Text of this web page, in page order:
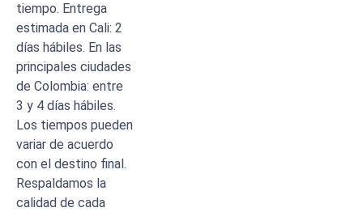
tiempo. Entrega
estimada en Cali: 2
días hábiles. En las
principales ciudades
de Colombia: entre
3 y 4 días hábiles.
Los tiempos pueden
variar de acuerdo
con el destino final.
Respaldamos la
calidad de cada